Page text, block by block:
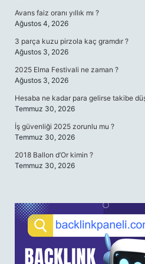
Avans faiz oranı yıllık mı ?
Ağustos 4, 2026
3 parça kuzu pirzola kaç gramdır ?
Ağustos 3, 2026
2025 Elma Festivali ne zaman ?
Ağustos 3, 2026
Hesaba ne kadar para gelirse takibe
Temmuz 30, 2026
İş güvenliği 2025 zorunlu mu ?
Temmuz 30, 2026
2018 Ballon d’Or kimin ?
Temmuz 30, 2026